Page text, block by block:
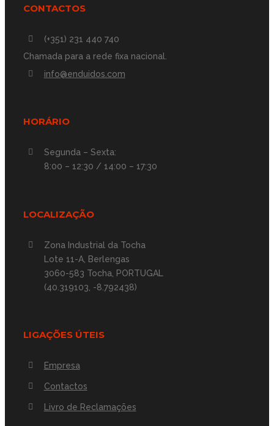
CONTACTOS
(+351) 231 440 740
Chamada para a rede fixa nacional.
info@enduidos.com
HORÁRIO
Segunda – Sexta:
8:00 – 12:30 / 14:00 – 17:30
LOCALIZAÇÃO
Zona Industrial da Tocha
Lote 11-A, Berlengas
3060-583 Tocha, PORTUGAL
(40.319103, -8.792438)
LIGAÇÕES ÚTEIS
Empresa
Contactos
Livro de Reclamações